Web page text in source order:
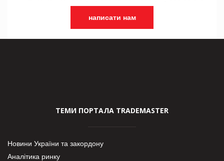
написати нам
ТЕМИ ПОРТАЛА TRADEMASTER
Новини України та закордону
Аналітика ринку